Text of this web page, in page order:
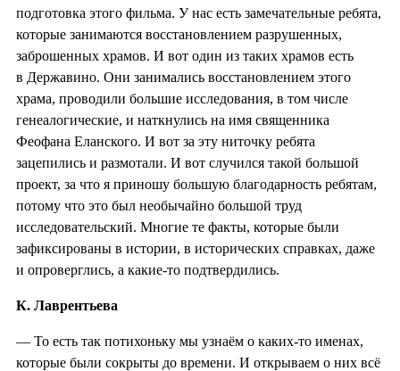
подготовка этого фильма. У нас есть замечательные ребята,
которые занимаются восстановлением разрушенных,
заброшенных храмов. И вот один из таких храмов есть
в Державино. Они занимались восстановлением этого
храма, проводили большие исследования, в том числе
генеалогические, и наткнулись на имя священника
Феофана Еланского. И вот за эту ниточку ребята
зацепились и размотали. И вот случился такой большой
проект, за что я приношу большую благодарность ребятам,
потому что это был необычайно большой труд
исследовательский. Многие те факты, которые были
зафиксированы в истории, в исторических справках, даже
и опроверглись, а какие-то подтвердились.
К. Лаврентьева
— То есть так потихоньку мы узнаём о каких-то именах,
которые были сокрыты до времени. И открываем о них всё